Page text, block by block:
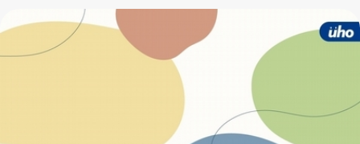
臉愁容看著坐在她身旁的親密愛人－劉爺爺。90歲的劉爺爺除了有
高血壓外，平日身體硬朗、生活自理能力佳，不但每天外出運動，
還經常親自下廚做菜給劉奶奶吃，兩人恩愛相隨的情形不知羨煞多
少親朋好友。年初，劉爺爺告訴孩子腰痛、下肢無力、無法走路。
署立台中醫院神經外科鍾偉安主任安排檢查後，告訴劉爺爺腰椎壓
迫到神經並建議手術，家人討論後決定接受手術，術後劉爺爺恢復
良好。出院後劉爺爺開始出現健忘情形，夜裡睡不安穩、拒絕出